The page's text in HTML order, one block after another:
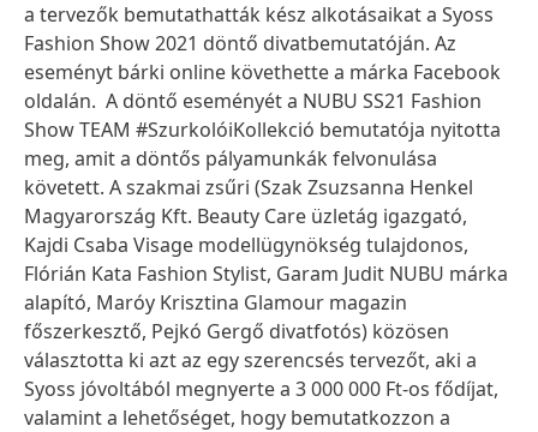
a tervezők bemutathatták kész alkotásaikat a Syoss
Fashion Show 2021 döntő divatbemutatóján. Az
eseményt bárki online követhette a márka Facebook
oldalán. A döntő eseményét a NUBU SS21 Fashion
Show TEAM #SzurkolóiKollekció bemutatója nyitotta
meg, amit a döntős pályamunkák felvonulása
követett. A szakmai zsűri (Szak Zsuzsanna Henkel
Magyarország Kft. Beauty Care üzletág igazgató,
Kajdi Csaba Visage modellügynökség tulajdonos,
Flórián Kata Fashion Stylist, Garam Judit NUBU márka
alapító, Maróy Krisztina Glamour magazin
főszerkesztő, Pejkó Gergő divatfotós) közösen
választotta ki azt az egy szerencsés tervezőt, aki a
Syoss jóvoltából megnyerte a 3 000 000 Ft-os fődíjat,
valamint a lehetőséget, hogy bemutatkozzon a